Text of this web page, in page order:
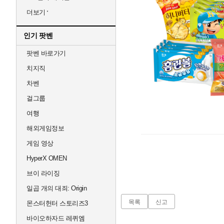
더보기
인기 팟벤
팟벤 바로가기
치지직
차벤
걸그룹
여행
해외게임정보
게임 영상
HyperX OMEN
브이 라이징
일곱 개의 대죄: Origin
몬스터헌터 스토리즈3
바이오하자드 레퀴엠
목록 신고